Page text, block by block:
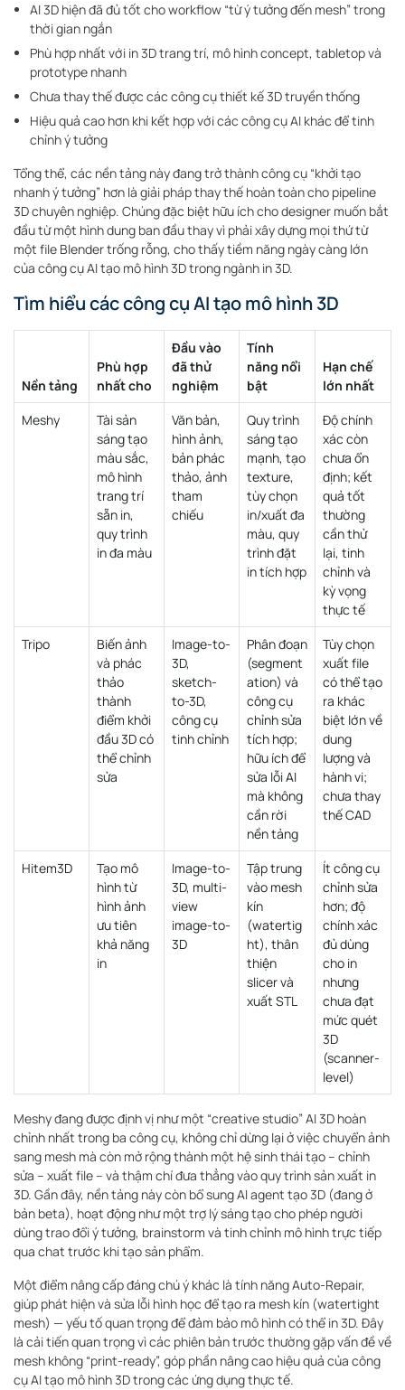
AI 3D hiện đã đủ tốt cho workflow “từ ý tưởng đến mesh” trong
thời gian ngắn
Phù hợp nhất với in 3D trang trí, mô hình concept, tabletop và
prototype nhanh
Chưa thay thế được các công cụ thiết kế 3D truyền thống
Hiệu quả cao hơn khi kết hợp với các công cụ AI khác để tinh
chỉnh ý tưởng
Tổng thể, các nền tảng này đang trở thành công cụ “khởi tạo
nhanh ý tưởng” hơn là giải pháp thay thế hoàn toàn cho pipeline
3D chuyên nghiệp. Chúng đặc biệt hữu ích cho designer muốn bắt
đầu từ một hình dung ban đầu thay vì phải xây dựng mọi thứ từ
một file Blender trống rỗng, cho thấy tiềm năng ngày càng lớn
của công cụ AI tạo mô hình 3D trong ngành in 3D.
Tìm hiểu các công cụ AI tạo mô hình 3D
Nền tảng
Phù hợp
nhất cho
Đầu vào
đã thử
nghiệm
Tính
năng nổi
bật
Hạn chế
lớn nhất
Meshy
Tài sản
sáng tạo
màu sắc,
mô hình
trang trí
sẵn in,
quy trình
in đa màu
Văn bản,
hình ảnh,
bản phác
thảo, ảnh
tham
chiếu
Quy trình
sáng tạo
mạnh, tạo
texture,
tùy chọn
in/xuất đa
màu, quy
trình đặt
in tích hợp
Độ chính
xác còn
chưa ổn
định; kết
quả tốt
thường
cần thử
lại, tinh
chỉnh và
kỳ vọng
thực tế
Tripo
Biến ảnh
và phác
thảo
thành
điểm khởi
đầu 3D có
thể chỉnh
sửa
Image-to-
3D,
sketch-
to-3D,
công cụ
tinh chỉnh
Phân đoạn
(segment
ation) và
công cụ
chỉnh sửa
tích hợp;
hữu ích để
sửa lỗi AI
mà không
cần rời
nền tảng
Tùy chọn
xuất file
có thể tạo
ra khác
biệt lớn về
dung
lượng và
hành vi;
chưa thay
thế CAD
Hitem3D
Tạo mô
hình từ
hình ảnh
ưu tiên
khả năng
in
Image-to-
3D, multi-
view
image-to-
3D
Tập trung
vào mesh
kín
(watertig
ht), thân
thiện
slicer và
xuất STL
Ít công cụ
chỉnh sửa
hơn; độ
chính xác
đủ dùng
cho in
nhưng
chưa đạt
mức quét
3D
(scanner-
level)
Meshy đang được định vị như một “creative studio” AI 3D hoàn
chỉnh nhất trong ba công cụ, không chỉ dừng lại ở việc chuyển ảnh
sang mesh mà còn mở rộng thành một hệ sinh thái tạo – chỉnh
sửa – xuất file – và thậm chí đưa thẳng vào quy trình sản xuất in
3D. Gần đây, nền tảng này còn bổ sung AI agent tạo 3D (đang ở
bản beta), hoạt động như một trợ lý sáng tạo cho phép người
dùng trao đổi ý tưởng, brainstorm và tinh chỉnh mô hình trực tiếp
qua chat trước khi tạo sản phẩm.
Một điểm nâng cấp đáng chú ý khác là tính năng Auto-Repair,
giúp phát hiện và sửa lỗi hình học để tạo ra mesh kín (watertight
mesh) — yếu tố quan trọng để đảm bảo mô hình có thể in 3D. Đây
là cải tiến quan trọng vì các phiên bản trước thường gặp vấn đề về
mesh không “print-ready”, góp phần nâng cao hiệu quả của công
cụ AI tạo mô hình 3D trong các ứng dụng thực tế.